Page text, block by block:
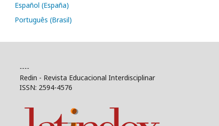
Español (España)
Português (Brasil)
----
Redin - Revista Educacional Interdisciplinar
ISSN: 2594-4576